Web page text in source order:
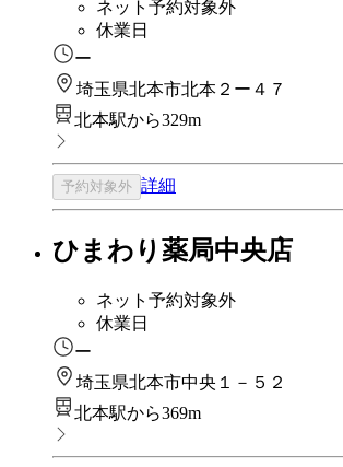
ネット予約対象外
休業日
ー
埼玉県北本市北本２ー４７
北本駅から329m
予約対象外 詳細
ひまわり薬局中央店
ネット予約対象外
休業日
ー
埼玉県北本市中央１－５２
北本駅から369m